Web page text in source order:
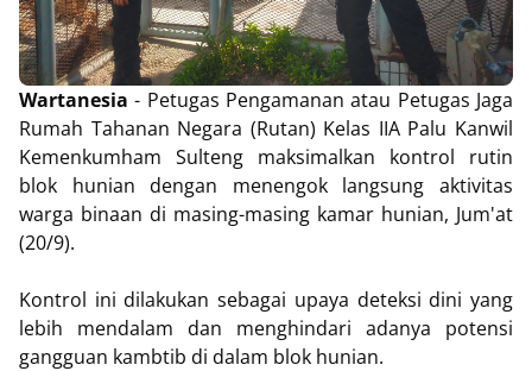
Wartanesia- Petugas Pengamanan atau Petugas Jaga
Rumah Tahanan Negara (Rutan) Kelas IIA Palu Kanwil
Kemenkumham Sulteng maksimalkan kontrol rutin
blok hunian dengan menengok langsung aktivitas
warga binaan di masing-masing kamar hunian, Jum'at
(20/9).
Kontrol ini dilakukan sebagai upaya deteksi dini yang
lebih mendalam dan menghindari adanya potensi
gangguan kambtib di dalam blok hunian.